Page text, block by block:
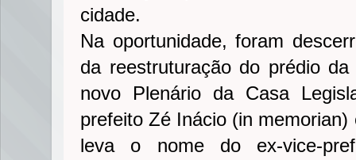
cidade.
Na oportunidade, foram
da reestruturação do prédio
novo Plenário da Casa
prefeito Zé Inácio (in
leva o nome do ex-vice-